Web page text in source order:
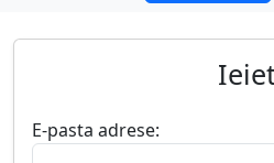
E-pasta adrese: